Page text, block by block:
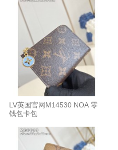
LV英国官网M14530 NOA 零
钱包卡包